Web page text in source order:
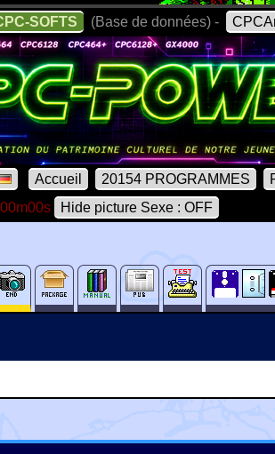
SOFTS (Base de données) -
Accueil 20154 PROGRAMMES
Hide picture Sexe : OFF